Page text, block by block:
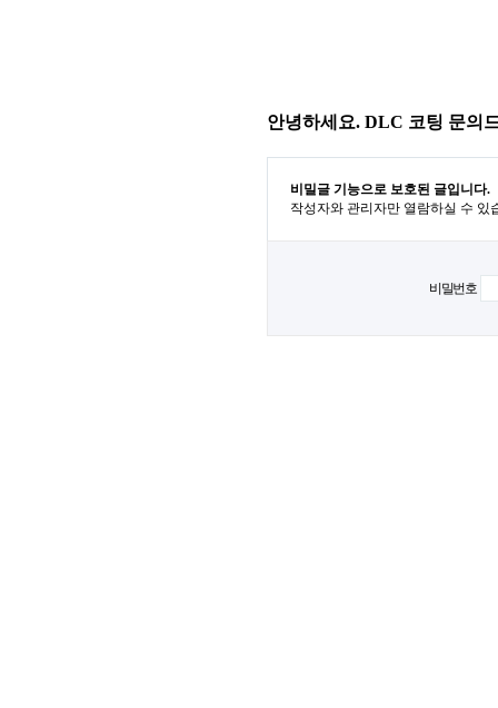
안녕하세요. DLC 코팅 문의
비밀글 기능으로 보호된 글입니다.
작성자와 관리자만 열람하실 수 있
비밀번호